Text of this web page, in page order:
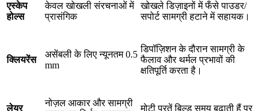
एस्केप
होल्स
केवल खोखली संरचनाओं में
प्रासंगिक
खोखले डिज़ाइनों में फँसे पाउडर/
सपोर्ट सामग्री हटाने में सहायक।
क्लियरेंस
असेंबली के लिए न्यूनतम 0.5
mm
डिपॉज़िशन के दौरान सामग्री के
फैलाव और थर्मल प्रभावों की
क्षतिपूर्ति करता है।
लेयर
नोज़ल आकार और सामग्री
मोटी परतें बिल्ड समय बढ़ाती हैं पर